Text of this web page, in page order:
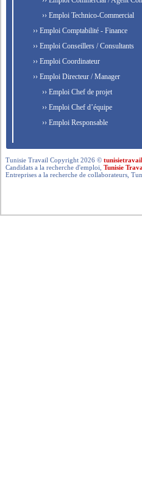
›› Emploi Technico-Commercial
›› Emploi Comptabilité - Finance
›› Emploi Conseillers / Consultants
›› Emploi Coordinateur
›› Emploi Directeur / Manager
›› Emploi Chef de projet
›› Emploi Chef d’équipe
›› Emploi Responsable
Tunisie Travail Copyright 2026 ©
Candidats a la recherche d'emploi,Tunisie
Entreprises a la recherche de collaborateurs,